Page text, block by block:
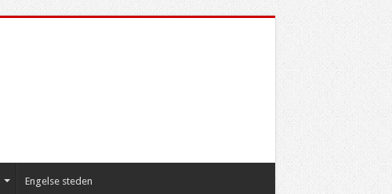
Engelse steden